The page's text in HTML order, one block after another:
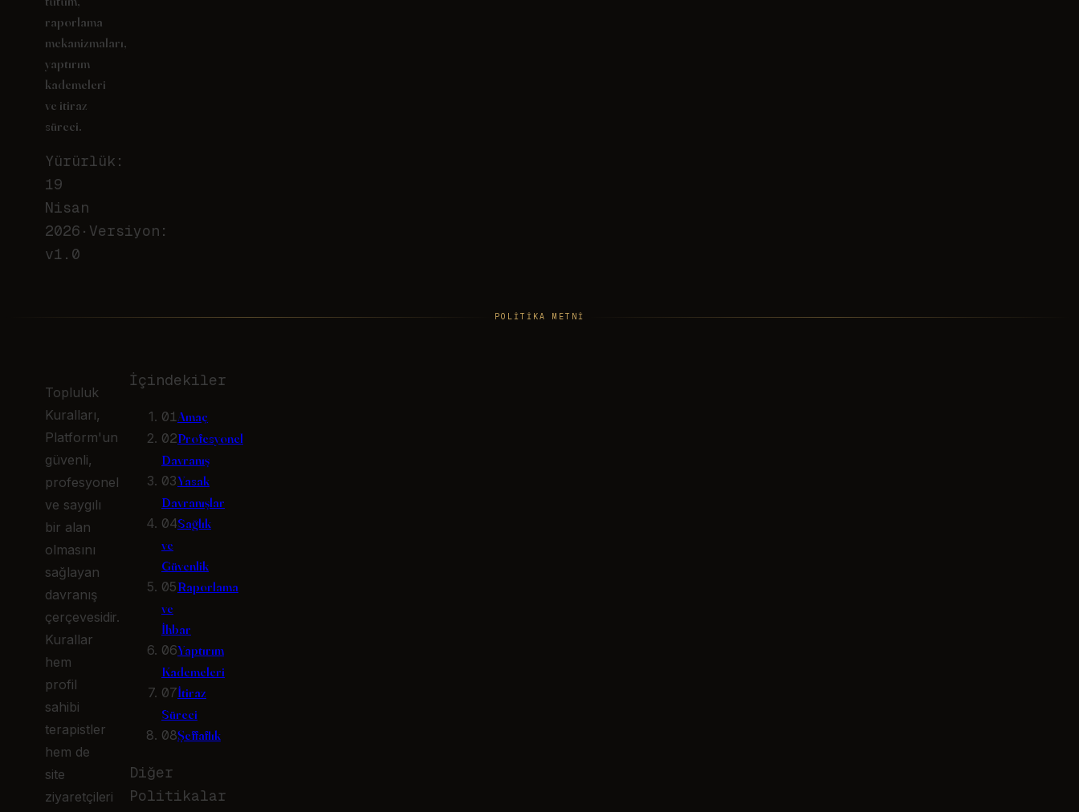
raporlama
mekanizmaları,
yaptırım
kademeleri
ve itiraz
süreci.
Yürürlük:
19
Nisan
2026 · Versiyon:
v1.0
POLİTİKA METNİ
Topluluk
Kuralları,
Platform'un
güvenli,
profesyonel
ve saygılı
bir alan
olmasını
sağlayan
davranış
çerçevesidir.
Kurallar
hem
profil
sahibi
terapistler
hem de
site
ziyaretçileri
İçindekiler
01Amaç
02Profesyonel
Davranış
03Yasak
Davranışlar
04Sağlık
ve
Güvenlik
05Raporlama
ve
İhbar
06Yaptırım
Kademeleri
07İtiraz
Süreci
08Şeffaflık
Diğer
Politikalar